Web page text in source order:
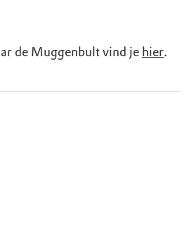
de Muggenbult vind je hier.